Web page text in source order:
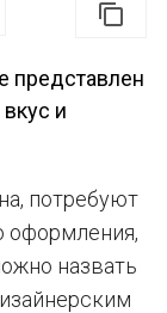
представлен
и
потребуют
оформления,
назвать